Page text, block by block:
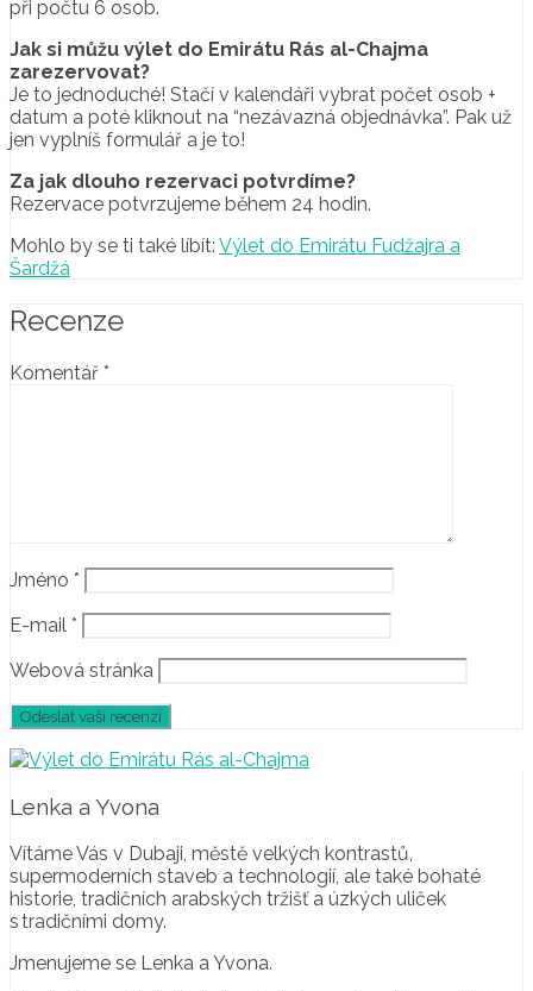
při počtu 6 osob.
Jak si můžu výlet do Emirátu Rás al-Chajma
zarezervovat?
Je to jednoduché! Stačí v kalendáři vybrat počet osob +
datum a poté kliknout na “nezávazná objednávka”. Pak už
jen vyplníš formulář a je to!
Za jak dlouho rezervaci potvrdíme?
Rezervace potvrzujeme během 24 hodin.
Mohlo by se ti také líbít: Výlet do Emirátu Fudžajra a
Šardžá
Recenze
Komentář *
Jméno *
E-mail *
Webová stránka
Lenka a Yvona
Vítáme Vás v Dubaji, městě velkých kontrastů,
supermoderních staveb a technologií, ale také bohaté
historie, tradičních arabských tržišť a úzkých uliček
s tradičními domy.
Jmenujeme se Lenka a Yvona.